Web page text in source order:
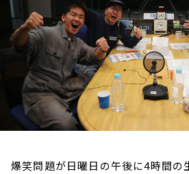
爆笑問題が日曜日の午後に4時間の